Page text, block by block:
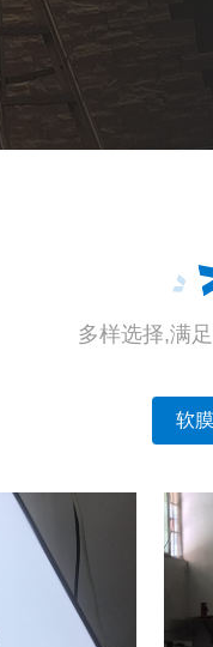
多样选择,满
软